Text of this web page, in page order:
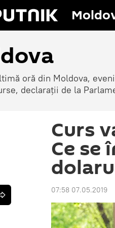
oră din Moldova,
declarații de la
Curs
Ce se
07:58 07.05.2019